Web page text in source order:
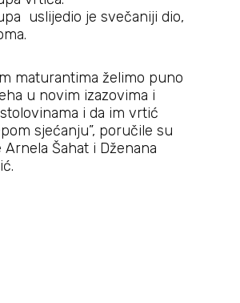
uslijedio je svečaniji dio,
maturantima želimo puno
u novim izazovima i
i da im vrtić
sjećanju”, poručile su
Arnela Šahat i Dženana